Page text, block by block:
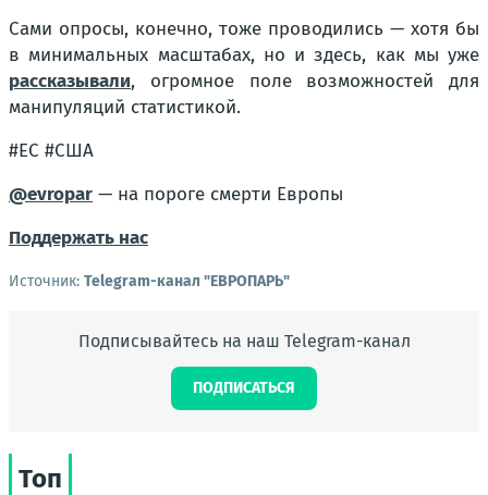
Сами опросы, конечно, тоже проводились — хотя бы
в минимальных масштабах, но и здесь, как мы уже
рассказывали, огромное поле возможностей для
манипуляций статистикой.
#ЕС #США
@evropar — на пороге смерти Европы
Поддержать нас
Источник: Telegram-канал "ЕВРОПАРЬ"
Подписывайтесь на наш Telegram-канал
ПОДПИСАТЬСЯ
Топ